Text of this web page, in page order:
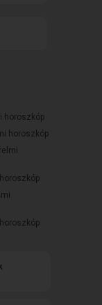
horoszkóp
horoszkóp